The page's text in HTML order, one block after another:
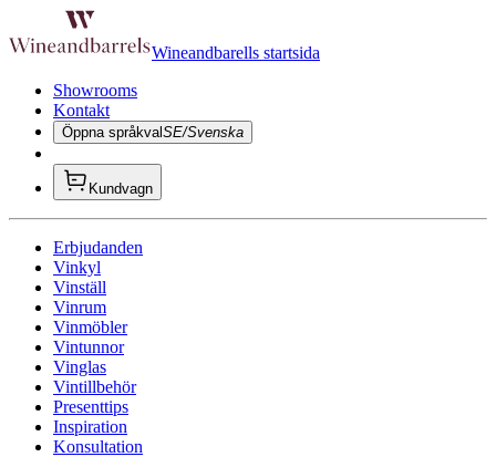
Wineandbarells startsida
Showrooms
Kontakt
Öppna språkvalSE/Svenska
Kundvagn
Erbjudanden
Vinkyl
Vinställ
Vinrum
Vinmöbler
Vintunnor
Vinglas
Vintillbehör
Presenttips
Inspiration
Konsultation